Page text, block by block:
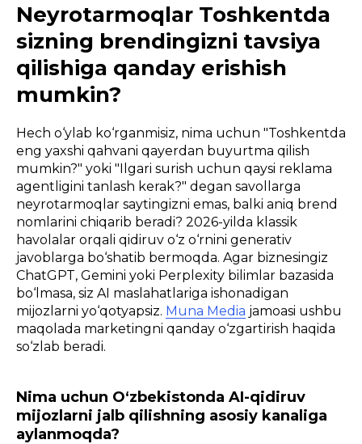
Neyrotarmoqlar Toshkentda
sizning brendingizni tavsiya
qilishiga qanday erishish
mumkin?
Hech o‘ylab ko‘rganmisiz, nima uchun "Toshkentda
eng yaxshi qahvani qayerdan buyurtma qilish
mumkin?" yoki "Ilgari surish uchun qaysi reklama
agentligini tanlash kerak?" degan savollarga
neyrotarmoqlar saytingizni emas, balki aniq brend
nomlarini chiqarib beradi? 2026-yilda klassik
havolalar orqali qidiruv o‘z o‘rnini generativ
javoblarga bo‘shatib bermoqda. Agar biznesingiz
ChatGPT, Gemini yoki Perplexity bilimlar bazasida
bo‘lmasa, siz AI maslahatlariga ishonadigan
mijozlarni yo‘qotyapsiz. Muna Media jamoasi ushbu
maqolada marketingni qanday o‘zgartirish haqida
so‘zlab beradi.
Nima uchun O‘zbekistonda AI-qidiruv
mijozlarni jalb qilishning asosiy kanaliga
aylanmoqda?